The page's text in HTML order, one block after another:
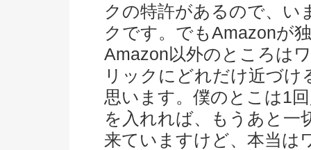
クの特許があるので、い
クです。でもAmazonが
Amazon以外のところは
リックにどれだけ近づ
思います。僕のとこは1
を入れれば、もうあと一
来ていますけど、本当は